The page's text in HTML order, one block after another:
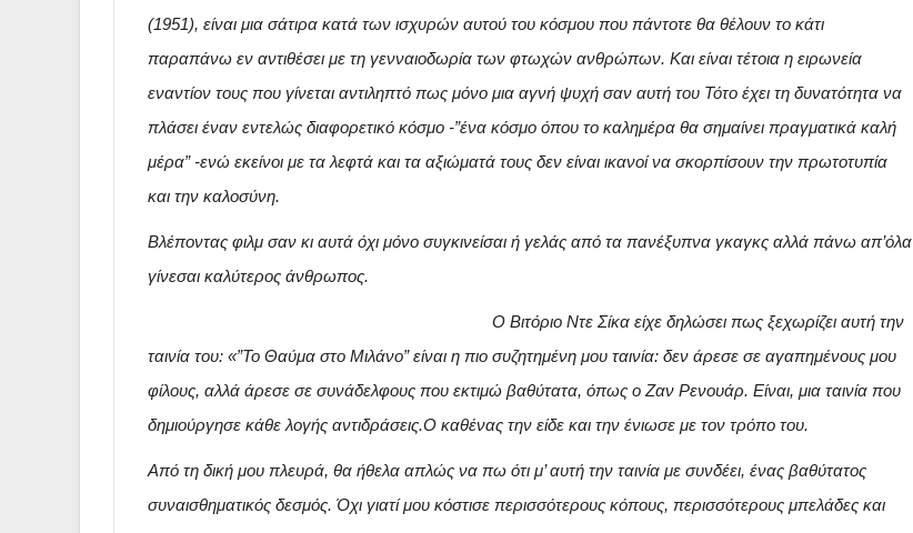
(1951), είναι μια σάτιρα κατά των ισχυρών αυτού του κόσμου που πάντοτε θα θέλουν το κάτι
παραπάνω εν αντιθέσει με τη γενναιοδωρία των φτωχών ανθρώπων. Και είναι τέτοια η ειρωνεία
εναντίον τους που γίνεται αντιληπτό πως μόνο μια αγνή ψυχή σαν αυτή του Τότο έχει τη δυνατότητα να
πλάσει έναν εντελώς διαφορετικό κόσμο -”ένα κόσμο όπου το καλημέρα θα σημαίνει πραγματικά καλή
μέρα” -ενώ εκείνοι με τα λεφτά και τα αξιώματά τους δεν είναι ικανοί να σκορπίσουν την πρωτοτυπία
και την καλοσύνη.
Βλέποντας φιλμ σαν κι αυτά όχι μόνο συγκινείσαι ή γελάς από τα πανέξυπνα γκαγκς αλλά πάνω απ’όλα
γίνεσαι καλύτερος άνθρωπος.
Ο Βιτόριο Ντε Σίκα είχε δηλώσει πως ξεχωρίζει αυτή την
ταινία του: «”Το Θαύμα στο Μιλάνο” είναι η πιο συζητημένη μου ταινία: δεν άρεσε σε αγαπημένους μου
φίλους, αλλά άρεσε σε συνάδελφους που εκτιμώ βαθύτατα, όπως ο Ζαν Ρενουάρ. Είναι, μια ταινία που
δημιούργησε κάθε λογής αντιδράσεις.Ο καθένας την είδε και την ένιωσε με τον τρόπο του.
Από τη δική μου πλευρά, θα ήθελα απλώς να πω ότι μ’ αυτή την ταινία με συνδέει, ένας βαθύτατος
συναισθηματικός δεσμός. Όχι γιατί μου κόστισε περισσότερους κόπους, περισσότερους μπελάδες και